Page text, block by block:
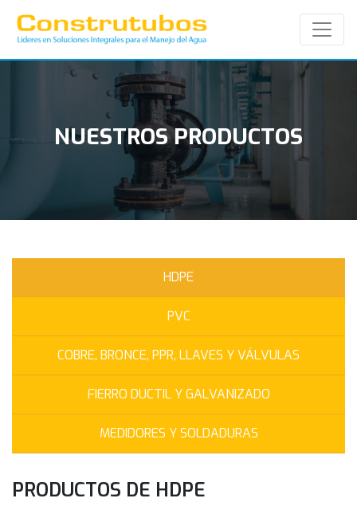
NUESTROS PRODUCTOS
HDPE
PVC
COBRE, BRONCE, PPR, LLAVES Y VÁLVULAS
FIERRO DUCTIL Y GALVANIZADO
MEDIDORES Y SOLDADURAS
PRODUCTOS DE HDPE